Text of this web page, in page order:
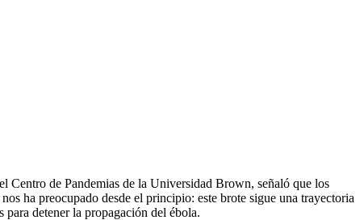
Centro de Pandemias de la Universidad Brown, señaló que los
ha preocupado desde el principio: este brote sigue una trayectoria
para detener la propagación del ébola.